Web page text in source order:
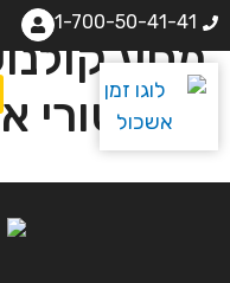
1-700-50-41-41
מסע
והיסטורי